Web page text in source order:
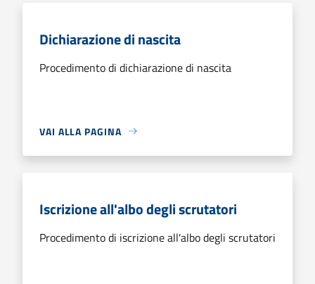
Dichiarazione di nascita
Procedimento di dichiarazione di nascita
VAI ALLA PAGINA
Iscrizione all'albo degli scrutatori
Procedimento di iscrizione all'albo degli scrutatori